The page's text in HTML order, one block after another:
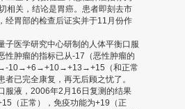
相关，结论是胃癌。患者即刻去市
经胃部的检查后证实并于11月份作
子医学研究中心研制的人体平衡口服
性肿瘤的指标已从-17（恶性肿瘤的
10→+6→+10→+13→+15（和正常
者已完全康复，再无后顾之忧了。
服液，2006年2月16日复测的结果
（正常），免疫功能为+19（正